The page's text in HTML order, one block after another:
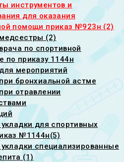
инструментов и
для оказания
помощи приказ №923н (2)
(2)
по спортивной
по приказу 1144н
мероприятий
бронхиальной астме
отравлении
для спортивных
№1144н(5)
специализированные
(1)